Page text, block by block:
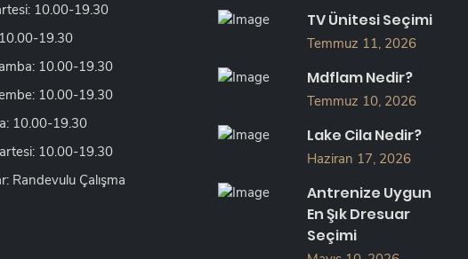
10.00-19.30
10.00-19.30
10.00-19.30
10.00-19.30
10.00-19.30
10.00-19.30
Randevulu Çalışma
TV Ünitesi Seçimi
Temmuz 11, 2026
Mdflam Nedir?
Temmuz 10, 2026
Lake Cila Nedir?
Haziran 17, 2026
Antrenize Uygun
En Şık Dresuar
Seçimi